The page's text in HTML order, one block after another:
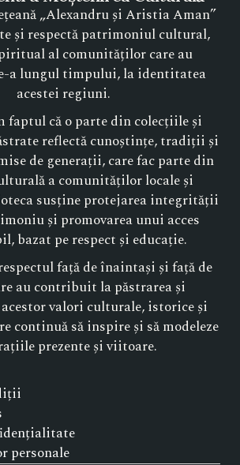
„Alexandru și Aristia Aman”
și respectă patrimoniul cultural,
al comunităților care au
a lungul timpului, la identitatea
acestei regiuni.
faptul că o parte din colecțiile și
reflectă cunoștințe, tradiții și
de generații, care fac parte din
a comunităților locale și
susține protejarea integrității
și promovarea unui acces
bazat pe respect și educație.
față de înaintași și față de
au contribuit la păstrarea și
valori culturale, istorice și
continuă să inspire și să modeleze
prezente și viitoare.
personale